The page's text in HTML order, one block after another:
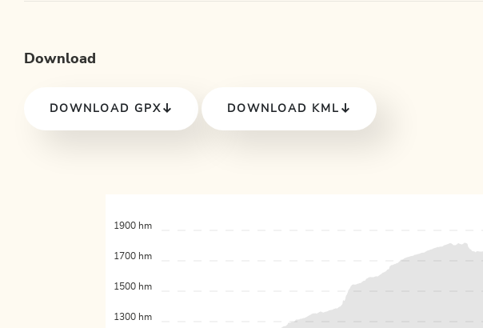
Download
DOWNLOAD GPX DOWNLOAD KML
1300 hm
1500 hm
1700 hm
1900 hm